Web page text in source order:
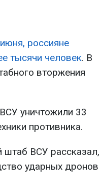
россияне
тысячи человек. В
вторжения
уничтожили 33
противника.
штаб ВСУ рассказал,
ударных дронов